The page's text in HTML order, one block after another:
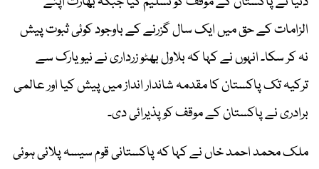
الزامات کے حق میں ایک سال گزرنے کے باوجود کوئی ثبوت پیش
نہ کر سکا۔ انہوں نے کہا کہ بلاول بھٹو زرداری نے نیویارک سے
ترکیہ تک پاکستان کا مقدمہ شاندار انداز میں پیش کیا اور عالمی
برادری نے پاکستان کے موقف کو پذیرائی دی۔
ملک محمد احمد خاں نے کہا کہ پاکستانی قوم سیسہ پلائی ہوئی